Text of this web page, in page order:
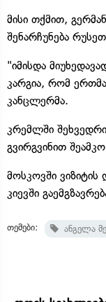
მისი თქმით,
შენარჩუნება
"იმისდა
კარგია, რომ
კანცლერმა.
კრემლში
გვირგვინით
მოსკოვში
კიევში
თემები: ანგელა